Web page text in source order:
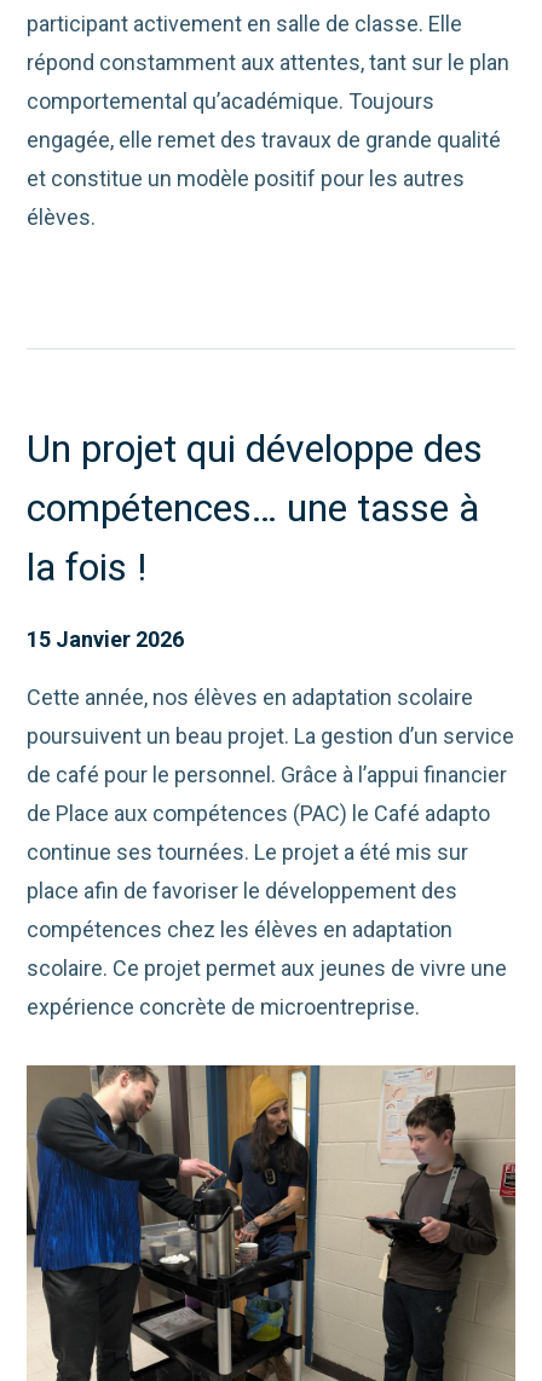
participant activement en salle de classe. Elle
répond constamment aux attentes, tant sur le plan
comportemental qu’académique. Toujours
engagée, elle remet des travaux de grande qualité
et constitue un modèle positif pour les autres
élèves.
Un projet qui développe des
compétences… une tasse à
la fois !
15 Janvier 2026
Cette année, nos élèves en adaptation scolaire
poursuivent un beau projet. La gestion d’un service
de café pour le personnel. Grâce à l’appui financier
de Place aux compétences (PAC) le Café adapto
continue ses tournées. Le projet a été mis sur
place afin de favoriser le développement des
compétences chez les élèves en adaptation
scolaire. Ce projet permet aux jeunes de vivre une
expérience concrète de microentreprise.